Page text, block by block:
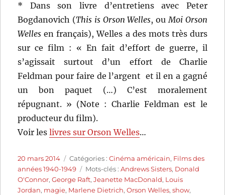
* Dans son livre d’entretiens avec Peter
Bogdanovich (This is Orson Welles, ouMoi Orson
Welles en français), Welles a des mots très durs
sur ce film : « En fait d’effort de guerre, il
s’agissait surtout d’un effort de Charlie
Feldman pour faire de l’argent  et il en a gagné
un bon paquet (…) C’est moralement
répugnant. » (Note : Charlie Feldman est le
producteur du film).
Voir leslivres sur Orson Welles…
Publié
le
20 mars 2014 Catégories
Catégories :Cinéma américain, Films des
années 1940-1949
Étiquettes
Mots-clés :Andrews Sisters, Donald
O'Connor,George Raft,Jeanette MacDonald, Louis
Jordan, magie, Marlene Dietrich,Orson Welles,show,